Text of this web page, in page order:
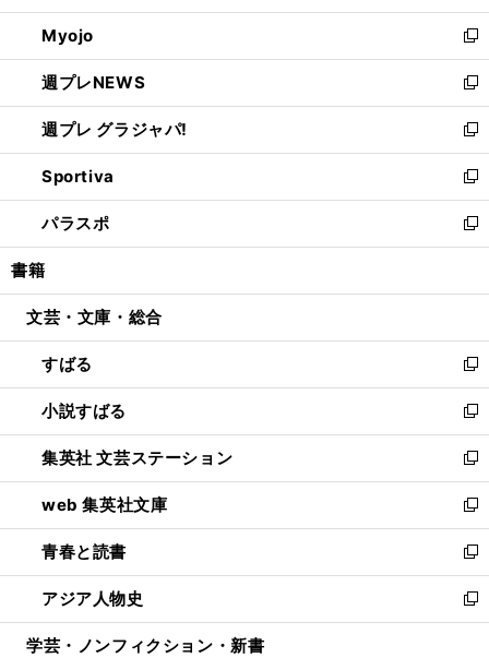
開
く
ウ
で
開
く
ン
ド
ウ
で
開
く
ウ
ィ
ン
ド
ウ
で
開
く
Myojo
新
し
い
ウ
ィ
ン
ド
ウ
で
開
週プレNEWS
新
し
い
ウ
ィ
ン
ド
ウ
開
週プレ グラジャパ!
新
し
い
ウ
ィ
ン
ウ
開
く
Sportiva
新
し
い
ウ
ン
ウ
で
開
く
パラスポ
新
し
ウ
ン
ド
ウ
で
開
く
書籍
文芸・文庫・総合
すばる
新
し
い
ウ
ィ
ン
ド
ウ
で
開
く
小説すばる
新
し
い
ウ
ィ
ン
ド
ウ
で
開
集英社 文芸ステーション
新
し
い
ウ
ィ
ン
ド
ウ
web 集英社文庫
新
し
い
ウ
ィ
ン
青春と読書
新
し
い
ウ
アジア人物史
新
し
学芸・ノンフィクション・新書